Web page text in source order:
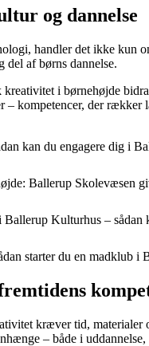
og dannelse
handler det ikke kun
del af børns dannelse.
i børnehøjde
– kompetencer, der rækker
kan du engagere dig i
Ballerup Skolevæsen
Ballerup Kulturhus – sådan
starter du en madklub i
kræver tid, materialer
– både i